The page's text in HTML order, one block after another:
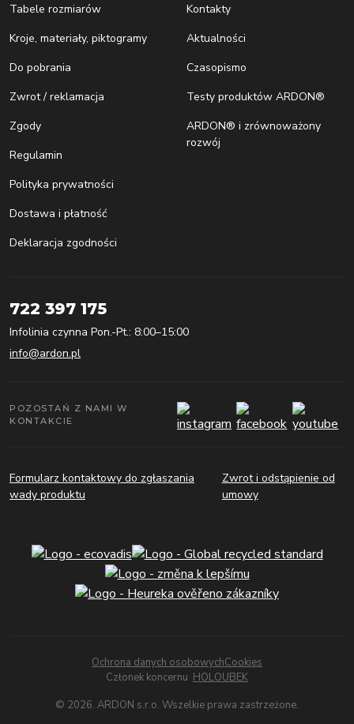
Tabele rozmiarów
Kroje, materiały, piktogramy
Do pobrania
Zwrot / reklamacja
Zgody
Regulamin
Polityka prywatności
Dostawa i płatność
Deklaracja zgodności
Kontakty
Aktualności
Czasopismo
Testy produktów ARDON®
ARDON® i zrównoważony
rozwój
722 397 175
Infolinia czynna Pon.-Pt.: 8:00–15:00
info@ardon.pl
POZOSTAŃ Z NAMI W
KONTAKCIE
Formularz kontaktowy do zgłaszania
wady produktu
Zwrot i odstąpienie od
umowy
Ochrona danych osobowychCookies
Członek koncernu HOLOUBEK
© 2026. ARDON s.r.o. Wszelkie prawa zastrzeżone.